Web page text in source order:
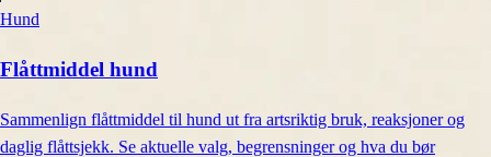
Hund
Flåttmiddel hund
Sammenlign flåttmiddel til hund ut fra artsriktig bruk, reaksjoner og
daglig flåttsjekk. Se aktuelle valg, begrensninger og hva du bør